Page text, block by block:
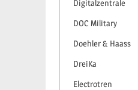
Digitalzentrale
DOC Military
Doehler & Haass
DreiKa
Electrotren